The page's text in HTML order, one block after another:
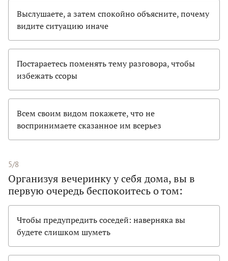
Выслушаете, а затем спокойно объясните, почему
видите ситуацию иначе
Постараетесь поменять тему разговора, чтобы
избежать ссоры
Всем своим видом покажете, что не
воспринимаете сказанное им всерьез
5/8
Организуя вечеринку у себя дома, вы в
первую очередь беспокоитесь о том:
Чтобы предупредить соседей: наверняка вы
будете слишком шуметь